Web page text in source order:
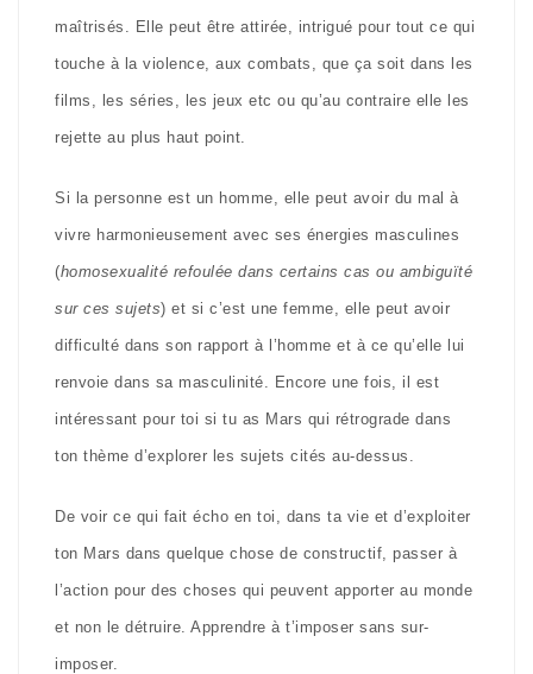
maîtrisés. Elle peut être attirée, intrigué pour tout ce qui
touche à la violence, aux combats, que ça soit dans les
films, les séries, les jeux etc ou qu’au contraire elle les
rejette au plus haut point.
Si la personne est un homme, elle peut avoir du mal à
vivre harmonieusement avec ses énergies masculines
(homosexualité refoulée dans certains cas ou ambiguïté
sur ces sujets) et si c’est une femme, elle peut avoir
difficulté dans son rapport à l’homme et à ce qu’elle lui
renvoie dans sa masculinité. Encore une fois, il est
intéressant pour toi si tu as Mars qui rétrograde dans
ton thème d’explorer les sujets cités au-dessus.
De voir ce qui fait écho en toi, dans ta vie et d’exploiter
ton Mars dans quelque chose de constructif, passer à
l’action pour des choses qui peuvent apporter au monde
et non le détruire. Apprendre à t’imposer sans sur-
imposer.